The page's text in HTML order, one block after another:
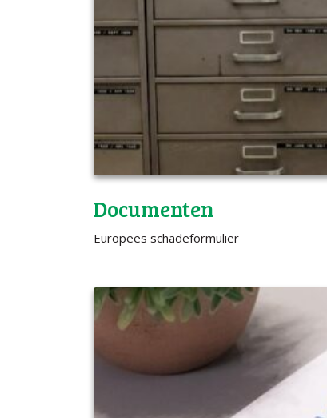
Documenten
Europees schadeformulier